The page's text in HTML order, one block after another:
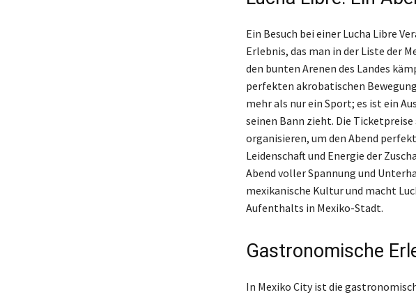
Ein Besuch bei einer Lucha Libre
Erlebnis, das man in der Liste der
den bunten Arenen des Landes
perfekten akrobatischen
mehr als nur ein Sport; es ist ein
seinen Bann zieht. Die
organisieren, um den Abend
Leidenschaft und Energie der
Abend voller Spannung und
mexikanische Kultur und macht
Aufenthalts in Mexiko-Stadt.
Gastronomische
In Mexiko City ist die